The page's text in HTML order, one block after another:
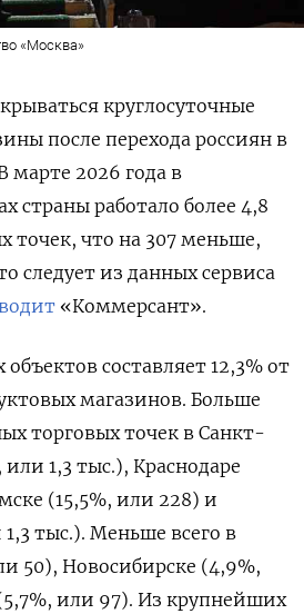
«Москва»
круглосуточные
после перехода россиян в
2026 года в
страны работало более 4,8
точек, что на 307 меньше,
следует из данных сервиса
«Коммерсант».
составляет 12,3% от
магазинов. Больше
торговых точек в Санкт-
1,3 тыс.), Краснодаре
(15,5%, или 228) и
тыс.). Меньше всего в
50), Новосибирске (4,9%,
или 97). Из крупнейших